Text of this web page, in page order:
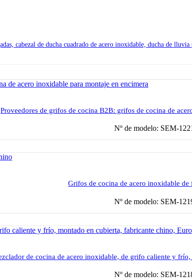
cabezal de ducha cuadrado de acero inoxidable, ducha de lluvia
Proveedores de grifos de cocina B2B: grifos de cocina de
Nº de modelo: SEM-
Grifos de cocina de acero inoxidable de
Nº de modelo: SEM-
de cocina de acero inoxidable, de grifo caliente y
Nº de modelo: SEM-